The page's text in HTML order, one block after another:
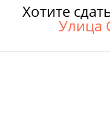
Хотите
Улица